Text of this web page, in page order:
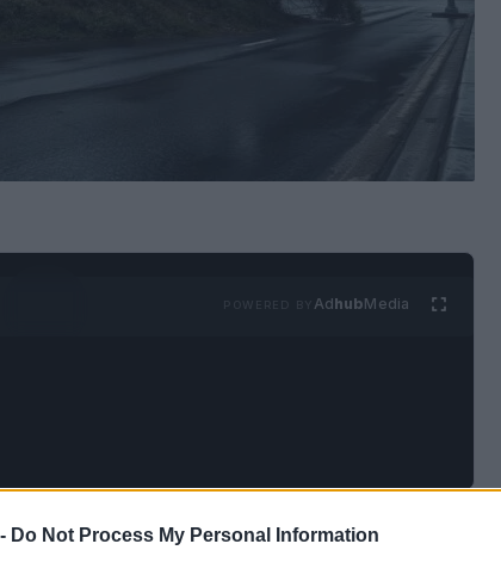
Do Not Process My Personal Information
AdhubMedia
intensa ha attraversato la provincia di
le aree del